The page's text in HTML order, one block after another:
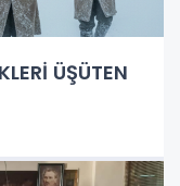
ÜŞÜTEN